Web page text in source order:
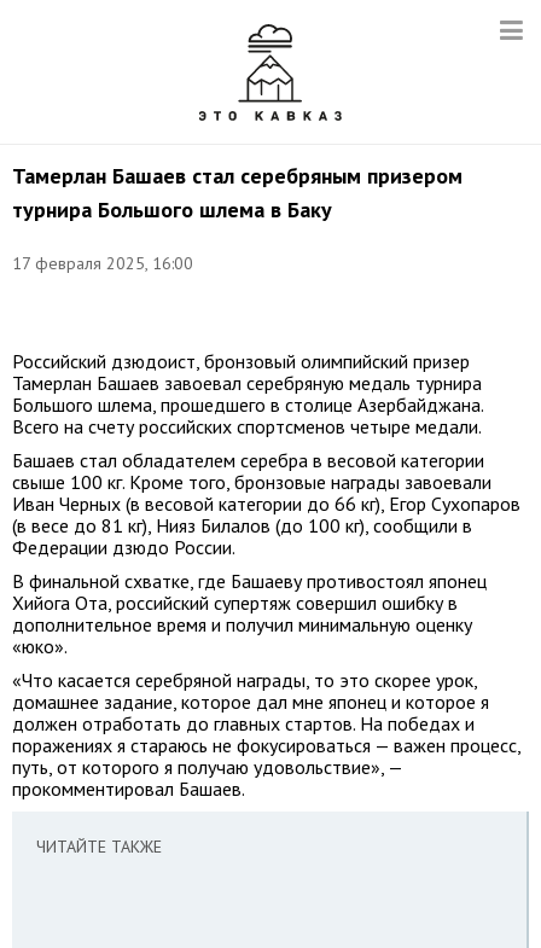
Тамерлан Башаев стал серебряным призером
турнира Большого шлема в Баку
17 февраля 2025, 16:00
Российский дзюдоист, бронзовый олимпийский призер
Тамерлан Башаев завоевал серебряную медаль турнира
Большого шлема, прошедшего в столице Азербайджана.
Всего на счету российских спортсменов четыре медали.
Башаев стал обладателем серебра в весовой категории
свыше 100 кг. Кроме того, бронзовые награды завоевали
Иван Черных (в весовой категории до 66 кг), Егор Сухопаров
(в весе до 81 кг), Нияз Билалов (до 100 кг), сообщили в
Федерации дзюдо России.
В финальной схватке, где Башаеву противостоял японец
Хийога Ота, российский супертяж совершил ошибку в
дополнительное время и получил минимальную оценку
«юко».
«Что касается серебряной награды, то это скорее урок,
домашнее задание, которое дал мне японец и которое я
должен отработать до главных стартов. На победах и
поражениях я стараюсь не фокусироваться — важен процесс,
путь, от которого я получаю удовольствие», —
прокомментировал Башаев.
ЧИТАЙТЕ ТАКЖЕ